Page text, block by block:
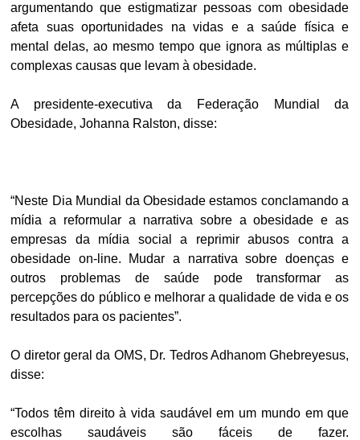
argumentando que estigmatizar pessoas com obesidade
afeta suas oportunidades na vidas e a saúde física e
mental delas, ao mesmo tempo que ignora as múltiplas e
complexas causas que levam à obesidade.
A presidente-executiva da Federação Mundial da
Obesidade, Johanna Ralston, disse:
“Neste Dia Mundial da Obesidade estamos conclamando a
mídia a reformular a narrativa sobre a obesidade e as
empresas da mídia social a reprimir abusos contra a
obesidade on-line. Mudar a narrativa sobre doenças e
outros problemas de saúde pode transformar as
percepções do público e melhorar a qualidade de vida e os
resultados para os pacientes”.
O diretor geral da OMS, Dr. Tedros Adhanom Ghebreyesus,
disse:
“Todos têm direito à vida saudável em um mundo em que
escolhas saudáveis são fáceis de fazer.